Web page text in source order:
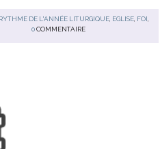
DE L'ANNÉE LITURGIQUE, EGLISE, FOI
0 COMMENTAIRE